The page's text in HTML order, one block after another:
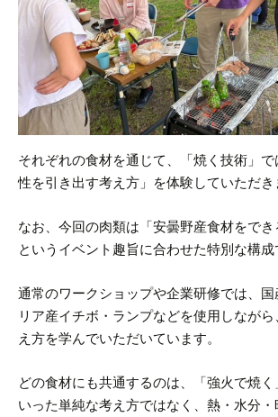
それぞれの食材を通じて、「焼く技術」
性を引き出す考え方」を体験していただき
なお、今回の肉類は「安曇野産食材をでき
というイベント趣旨に合わせた特別な構成
通常のワークショップや企業研修では、
リア産イチボ・ランプなどを使用しなが
え方を学んでいただいています。
どの食材にも共通するのは、「強火で焼
いった単純な考え方ではなく、熱・水分